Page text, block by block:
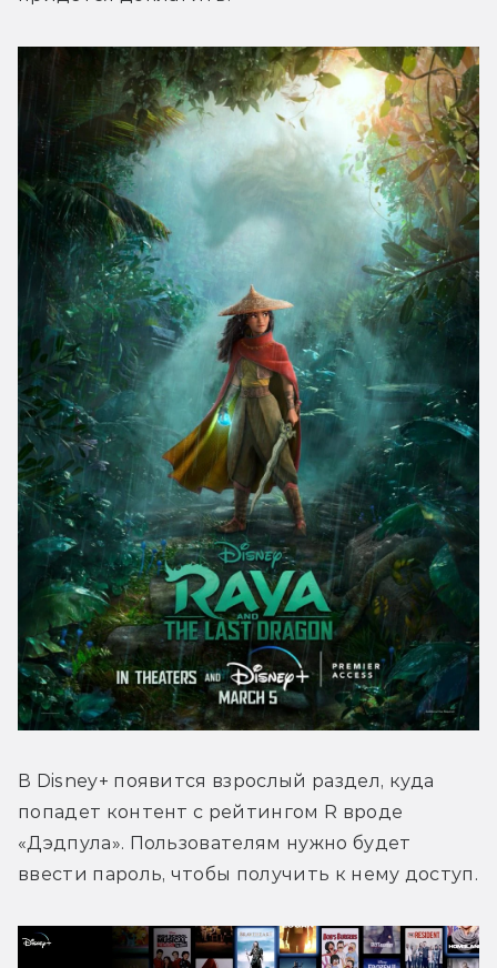
В Disney+ появится взрослый раздел, куда
попадет контент с рейтингом R вроде
«Дэдпула». Пользователям нужно будет
ввести пароль, чтобы получить к нему доступ.